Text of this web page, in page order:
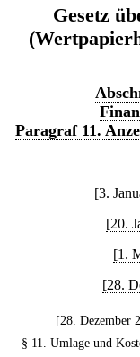
Gesetz
Paragraf 11.
[3.
[20.
[1.
[28.
[28. Dezember
§ 11. Umlage und